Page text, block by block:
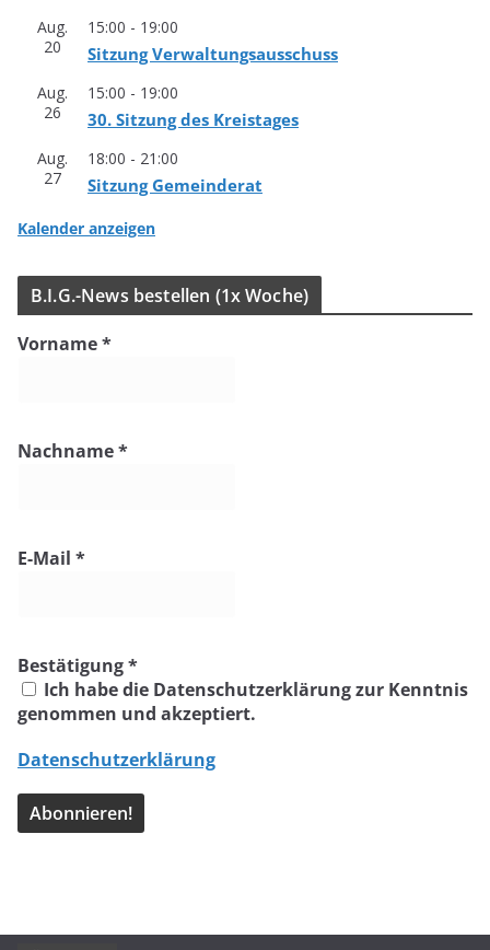
Aug.
20
15:00 - 19:00
Sit­zung Verwaltungsausschuss
Aug.
26
15:00 - 19:00
30. Sit­zung des Kreistages
Aug.
27
18:00 - 21:00
Sit­zung Gemeinderat
Kalender anzeigen
B.I.G.-News bestel­len (1x Woche)
Vorname*
Nachname*
E-Mail *
Bestätigung*
Ich habe die Datenschutzerklärung zur Kenntnis
genommen und akzeptiert.
Datenschutzerklärung